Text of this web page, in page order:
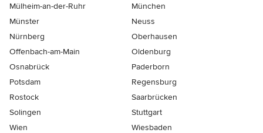
Mülheim-an-der-Ruhr
München
Münster
Neuss
Nürnberg
Oberhausen
Offenbach-am-Main
Oldenburg
Osnabrück
Paderborn
Potsdam
Regensburg
Rostock
Saarbrücken
Solingen
Stuttgart
Wien
Wiesbaden